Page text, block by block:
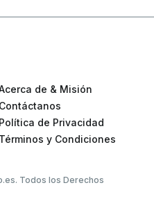
de & Misión
Contáctanos
Política de Privacidad
Términos y Condiciones
Todos los Derechos